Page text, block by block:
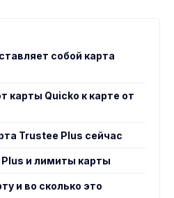
собой карта
карты Quicko к карте от
Trustee Plus сейчас
и лимиты карты
и во сколько это